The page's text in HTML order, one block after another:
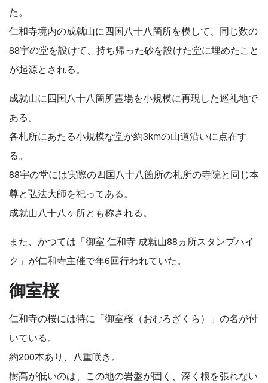
た。
仁和寺境内の成就山に四国八十八箇所を模して、同じ数の
88宇の堂を設けて、持ち帰った砂を設けた堂に埋めたこと
が起源とされる。
成就山に四国八十八箇所霊場を小規模に再現した巡礼地で
ある。
各札所にあたる小規模な堂が約3kmの山道沿いに点在す
る。
88宇の堂には実際の四国八十八箇所の札所の寺院と同じ本
尊と弘法大師を祀ってある。
成就山八十八ヶ所とも称される。
また、かつては「御室 仁和寺 成就山88ヵ所スタンプハイ
ク」が仁和寺主催で年6回行われていた。
御室桜
仁和寺の桜には特に「御室桜（おむろざくら）」の名が付
いている。
約200本あり、八重咲き。
樹高が低いのは、この地の岩盤が固く、深く根を張れない